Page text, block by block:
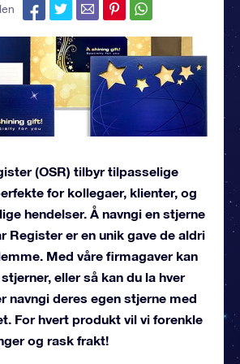
(OSR) tilbyr tilpasselige
for kollegaer, klienter, og
hendelser. Å navngi en stjerne
Register er en unik gave de aldri
Med våre firmagaver kan
eller så kan du la hver
navngi deres egen stjerne med
For hvert produkt vil vi forenkle
og rask frakt!